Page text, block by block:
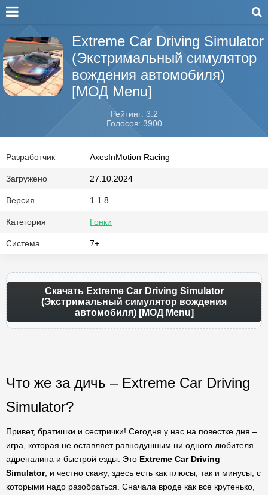
Extreme Car Driving Simulator
(Экстримальный симулятор
вождения автомобиля)
[МОД Menu]
Рейтинг: 3.2
Голосов: 3900
Разработчик AxesInMotion Racing
Загружено 27.10.2024
Версия 1.1.8
Категория Гонки
Система 7+
Скачать Extreme Car Driving Simulator
(Экстримальный симулятор вождения
автомобиля) [МОД Menu]
Что же за дичь – Extreme Car Driving
Simulator?
Привет, братишки и сестрички! Сегодня у нас на повестке дня –
игра, которая не оставляет равнодушным ни одного любителя
адреналина и быстрой езды. Это Extreme Car Driving
Simulator, и честно скажу, здесь есть как плюсы, так и минусы, с
которыми надо разобраться. Сначала вроде как все крутенько,